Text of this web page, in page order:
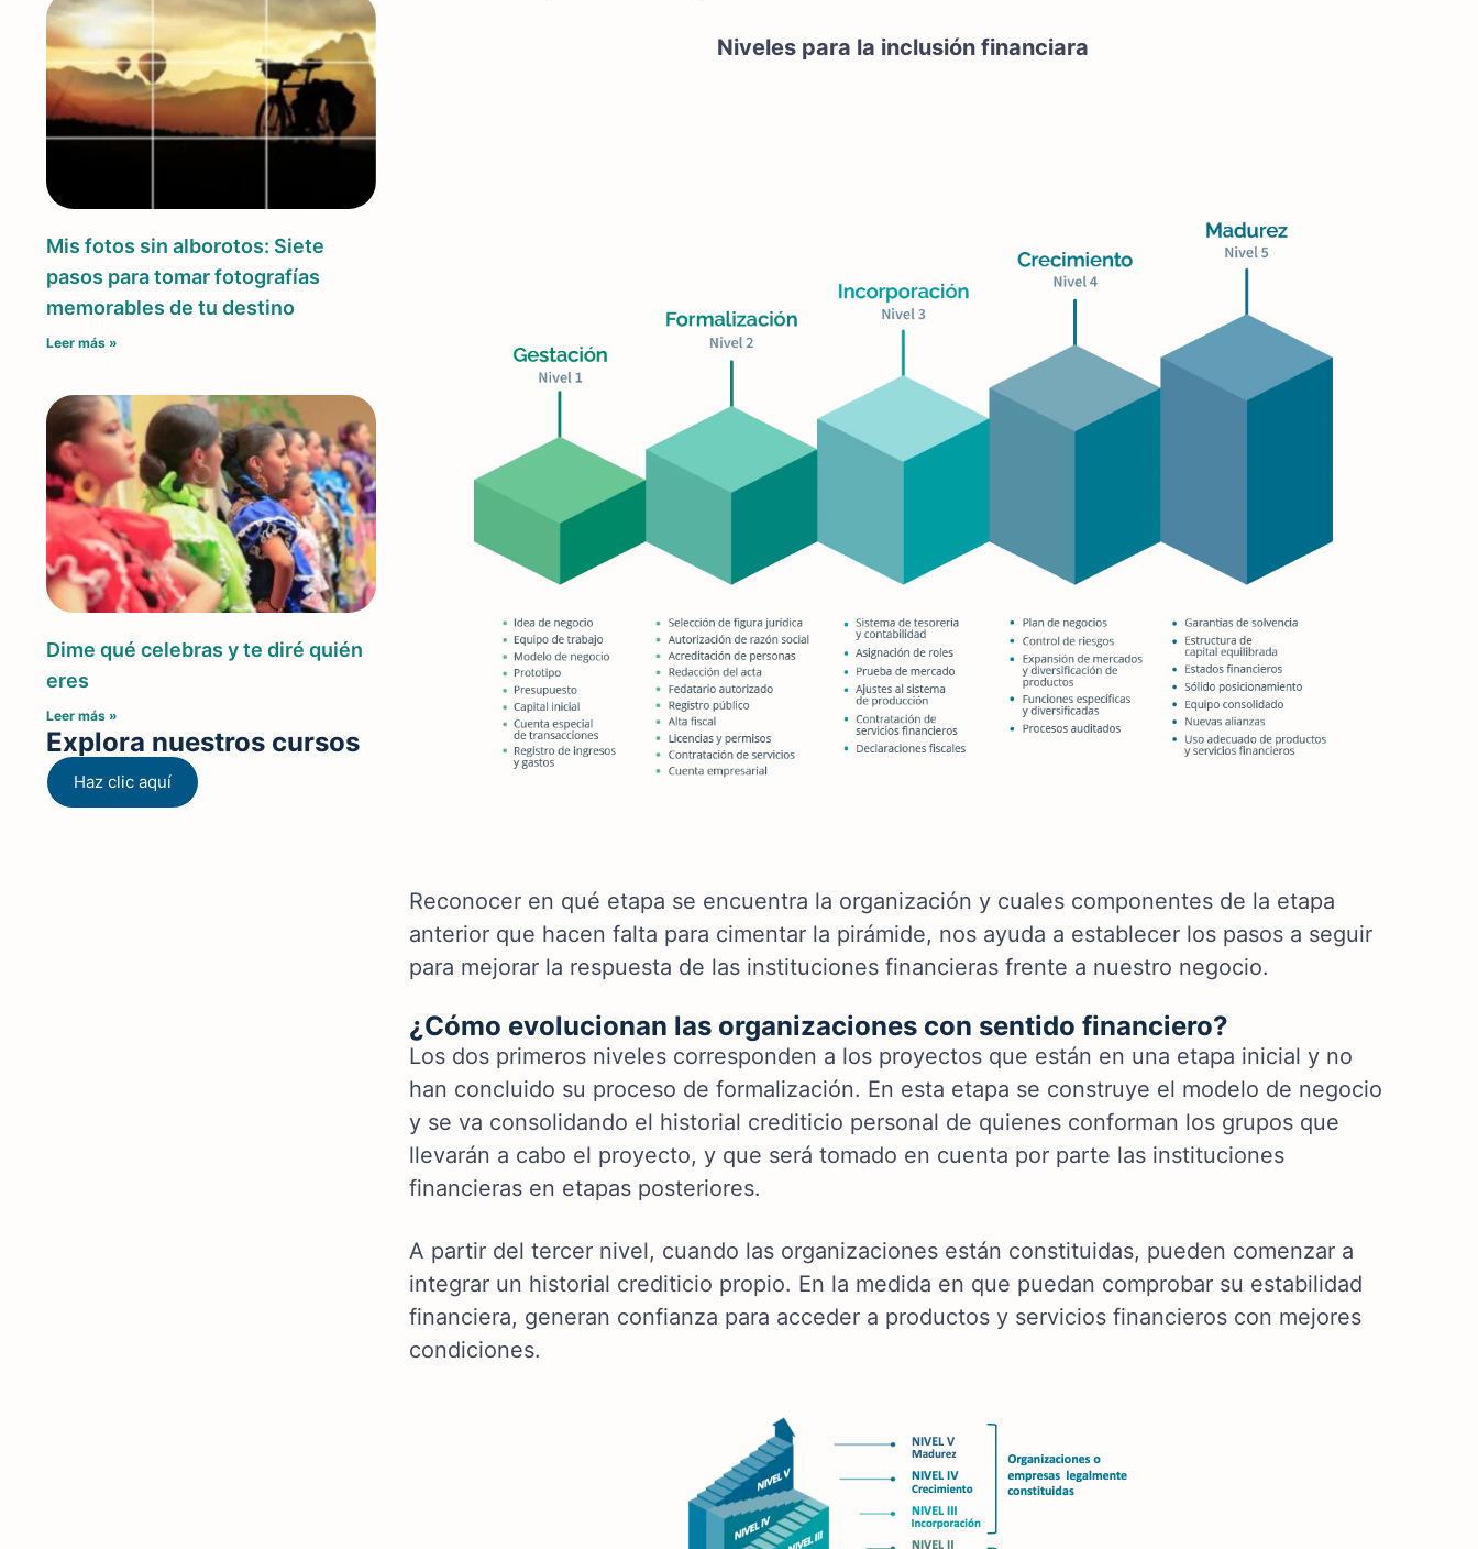
Mis fotos sin alborotos: Siete
pasos para tomar fotografías
memorables de tu destino
Leer más »
Dime qué celebras y te diré quién
eres
Leer más »
Explora nuestros cursos
Haz clic aquí
Niveles para la inclusión financiara
Reconocer en qué etapa se encuentra la organización y cuales componentes de la etapa
anterior que hacen falta para cimentar la pirámide, nos ayuda a establecer los pasos a seguir
para mejorar la respuesta de las instituciones financieras frente a nuestro negocio.
¿Cómo evolucionan las organizaciones con sentido financiero?
Los dos primeros niveles corresponden a los proyectos que están en una etapa inicial y no
han concluido su proceso de formalización. En esta etapa se construye el modelo de negocio
y se va consolidando el historial crediticio personal de quienes conforman los grupos que
llevarán a cabo el proyecto, y que será tomado en cuenta por parte las instituciones
financieras en etapas posteriores.
A partir del tercer nivel, cuando las organizaciones están constituidas, pueden comenzar a
integrar un historial crediticio propio. En la medida en que puedan comprobar su estabilidad
financiera, generan confianza para acceder a productos y servicios financieros con mejores
condiciones.